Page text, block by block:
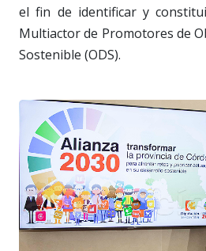
el fin de identificar y
Multiactor de Promotores de
Sostenible (ODS).